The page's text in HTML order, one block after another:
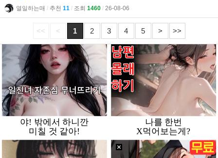
열일하는매 l 추천 11 l 조회 1460 l 26-08-06
<< < 1 2 3 4 5 > >>